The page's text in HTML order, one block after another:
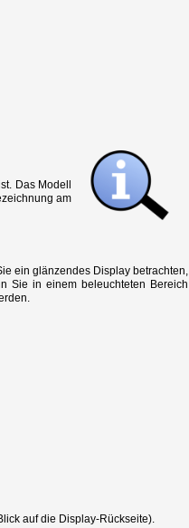
Das Modell
am
ein glänzendes Display betrachten,
Sie in einem beleuchteten Bereich
auf die Display-Rückseite).